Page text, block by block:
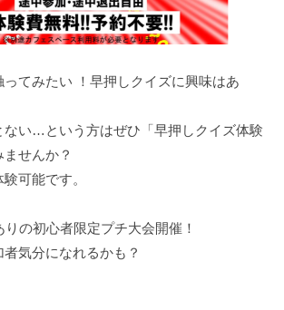
てみたい ！早押しクイズに興味はあ
ない…という方はぜひ「早押しクイズ体験
せんか？
可能です。
の初心者限定プチ大会開催！
気分になれるかも？